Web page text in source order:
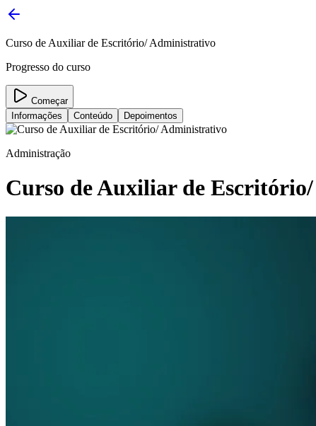
Curso de Auxiliar de Escritório/ Administrativo
Progresso do curso
Começar
Informações
Conteúdo Depoimentos
Administração
Curso de Auxiliar de